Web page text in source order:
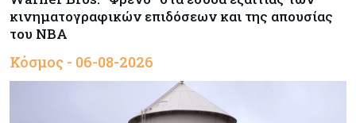
κινηματογραφικών επιδόσεων και της απουσίας
του NBA
Κόσμος - 06-08-2026